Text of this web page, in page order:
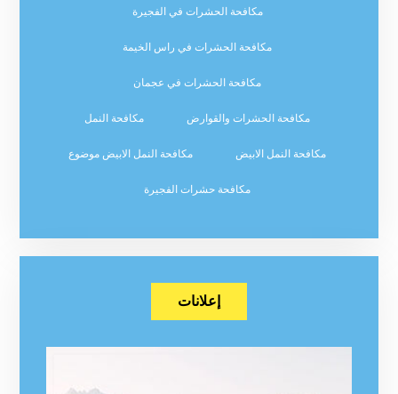
مكافحة الحشرات في الفجيرة
مكافحة الحشرات في راس الخيمة
مكافحة الحشرات في عجمان
مكافحة الحشرات والقوارض مكافحة النمل
مكافحة النمل الابيض مكافحة النمل الابيض موضوع
مكافحة حشرات الفجيرة
إعلانات